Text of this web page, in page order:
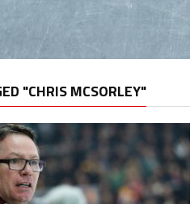
"CHRIS MCSORLEY"